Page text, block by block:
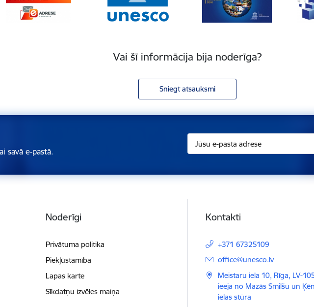
Vai šī informācija bija noderīga?
Sniegt atsauksmi
savā e-pastā.
Noderīgi
Privātuma politika
Piekļūstamība
Lapas karte
Sīkdatņu izvēles maiņa
Kontakti
+371 67325109
E-pasts:
office@unesco.lv
Meistaru iela 10, Rīga, LV-
ieeja no Mazās Smilšu un
ielas stūra